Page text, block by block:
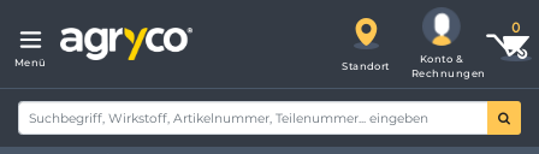
Menü Standort
Konto &
Rechnungen